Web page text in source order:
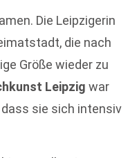
Die Leipzigerin
die nach
Größe wieder zu
Leipzig war
dass sie sich intensiv